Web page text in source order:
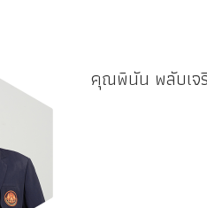
คุณพินัน พลับเจ